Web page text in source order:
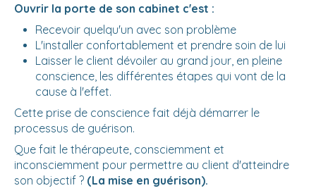
Ouvrir la porte de son cabinet c'est :
Recevoir quelqu'un avec son problème
L'installer confortablement et prendre soin de lui
Laisser le client dévoiler au grand jour, en pleine
conscience, les différentes étapes qui vont de la
cause à l'effet.
Cette prise de conscience fait déjà démarrer le
processus de guérison.
Que fait le thérapeute, consciemment et
inconsciemment pour permettre au client d'atteindre
son objectif ? (La mise en guérison).